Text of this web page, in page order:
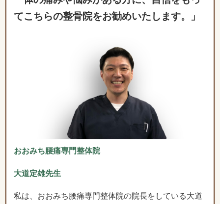
てこちらの整骨院をお勧めいたします。」
おおみち腰痛専門整体院
大道定雄先生
私は、おおみち腰痛専門整体院の院長をしている大道